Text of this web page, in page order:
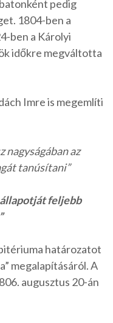
pedig
1804-ben a
ben a Károlyi
időkre megváltotta
Imre is megemlíti
nagyságában az
tanúsítani”
feljebb
határozatot
megalapításáról. A
augusztus 20-án